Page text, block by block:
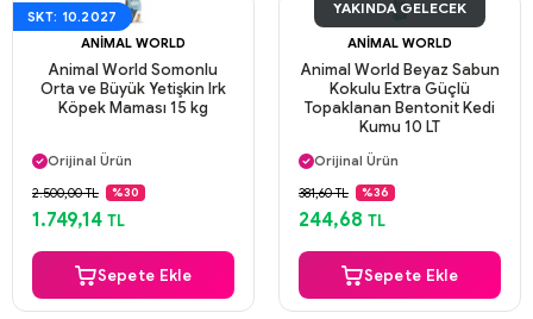
SKT: 10.2027
ANIMAL WORLD
Animal World Somonlu
Orta ve Büyük Yetişkin Irk
Köpek Maması 15 kg
Orijinal Ürün
Güvenli Ödeme
Aynı Gün Kargo
2.500,00 TL %30
1.749,14 TL
Sepete Ekle
YAKINDA GELECEK
ANIMAL WORLD
Animal World Beyaz Sabun
Kokulu Extra Güçlü
Topaklanan Bentonit Kedi
Kumu 10 LT
Aynı Gün Kargo
Orijinal Ürün
Güvenli Ödeme
Aynı Gün Kargo
381,60 TL %36
244,68 TL
Sepete Ekle